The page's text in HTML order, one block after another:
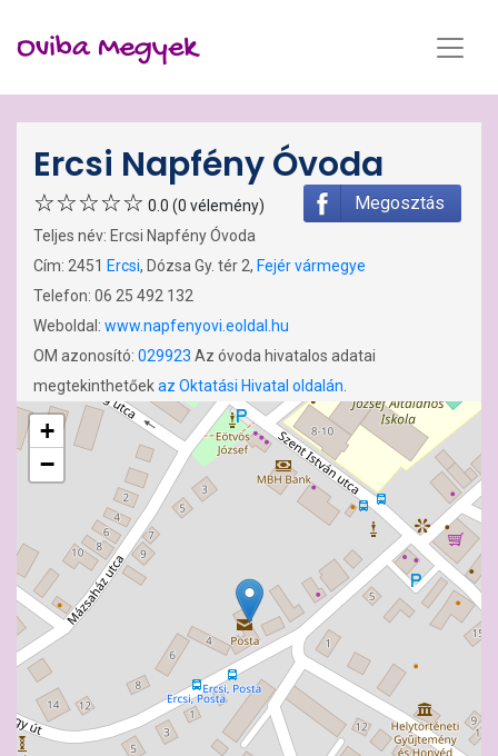
Oviba Megyek
Ercsi Napfény Óvoda
Megosztás
0.0 (0 vélemény)
Teljes név: Ercsi Napfény Óvoda
Cím: 2451 Ercsi, Dózsa Gy. tér 2, Fejér vármegye
Telefon: 06 25 492 132
Weboldal: www.napfenyovi.eoldal.hu
OM azonosító: 029923 Az óvoda hivatalos adatai
megtekinthetőekaz Oktatási Hivatal oldalán
+
−